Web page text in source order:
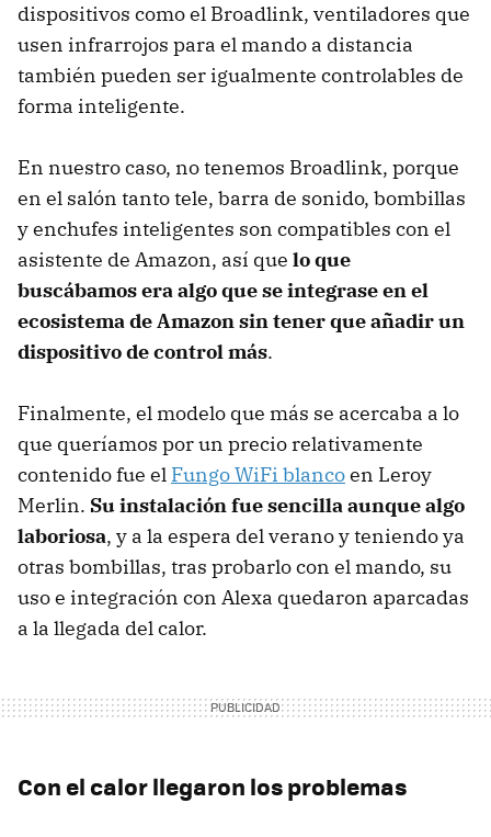
dispositivos como el Broadlink, ventiladores que
usen infrarrojos para el mando a distancia
también pueden ser igualmente controlables de
forma inteligente.
En nuestro caso, no tenemos Broadlink, porque
en el salón tanto tele, barra de sonido, bombillas
y enchufes inteligentes son compatibles con el
asistente de Amazon, así que lo que
buscábamos era algo que se integrase en el
ecosistema de Amazon sin tener que añadir un
dispositivo de control más.
Finalmente, el modelo que más se acercaba a lo
que queríamos por un precio relativamente
contenido fue el Fungo WiFi blancoen Leroy
Merlin. Su instalación fue sencilla aunque algo
laboriosa, y a la espera del verano y teniendo ya
otras bombillas, tras probarlo con el mando, su
uso e integración con Alexa quedaron aparcadas
a la llegada del calor.
Con el calor llegaron los problemas